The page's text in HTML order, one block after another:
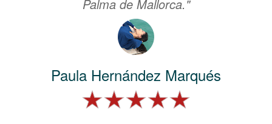
Palma de Mallorca."
Paula Hernández Marqués